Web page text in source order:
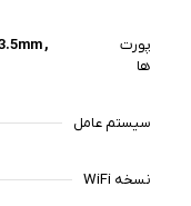
پورت
ها
,
سیستم عامل
نسخه WiFi